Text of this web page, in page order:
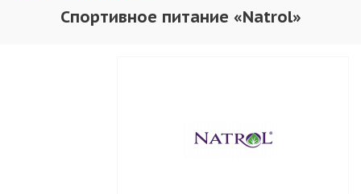
Спортивное питание «Natrol»